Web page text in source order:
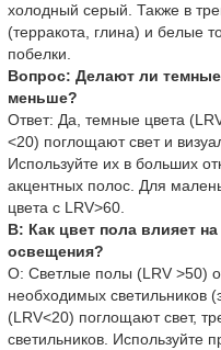
холодный серый. Также в
(терракота, глина) и белые
побелки.
Вопрос: Делают ли
меньше?
Ответ: Да, темные цвета
<20) поглощают свет и
Используйте их в больших
акцентных полос. Для
цвета с LRV>60.
В: Как цвет пола влияет
освещения?
О: Светлые полы (LRV >50)
необходимых светильников
(LRV<20) поглощают свет,
светильников. Используйте